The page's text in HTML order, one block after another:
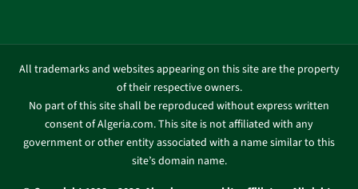
All trademarks and websites appearing on this site are the property
of their respective owners.
No part of this site shall be reproduced without express written
consent of Algeria.com. This site is not affiliated with any
government or other entity associated with a name similar to this
site’s domain name.